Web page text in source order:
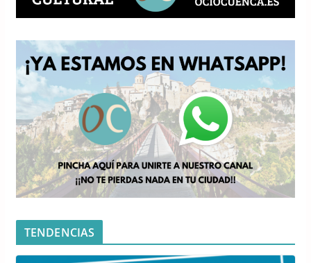
TENDENCIAS